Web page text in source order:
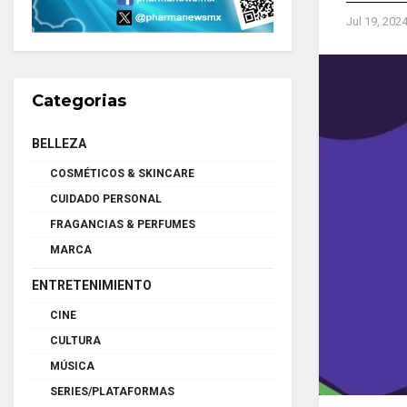
Jul 19, 2024
Categorias
BELLEZA
COSMÉTICOS & SKINCARE
CUIDADO PERSONAL
FRAGANCIAS & PERFUMES
MARCA
ENTRETENIMIENTO
CINE
CULTURA
MÚSICA
SERIES/PLATAFORMAS